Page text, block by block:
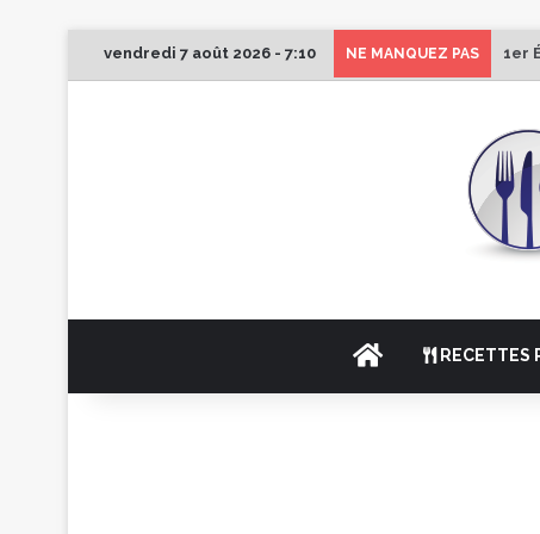
vendredi 7 août 2026 - 7:10 NE MANQUEZ PAS 1er
ACCUEILRECETTES